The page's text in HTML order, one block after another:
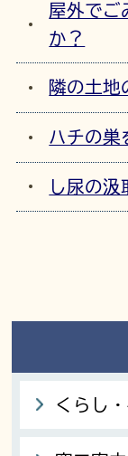
屋外でご
か？
隣の土地
ハチの巣
し尿の汲
くらし